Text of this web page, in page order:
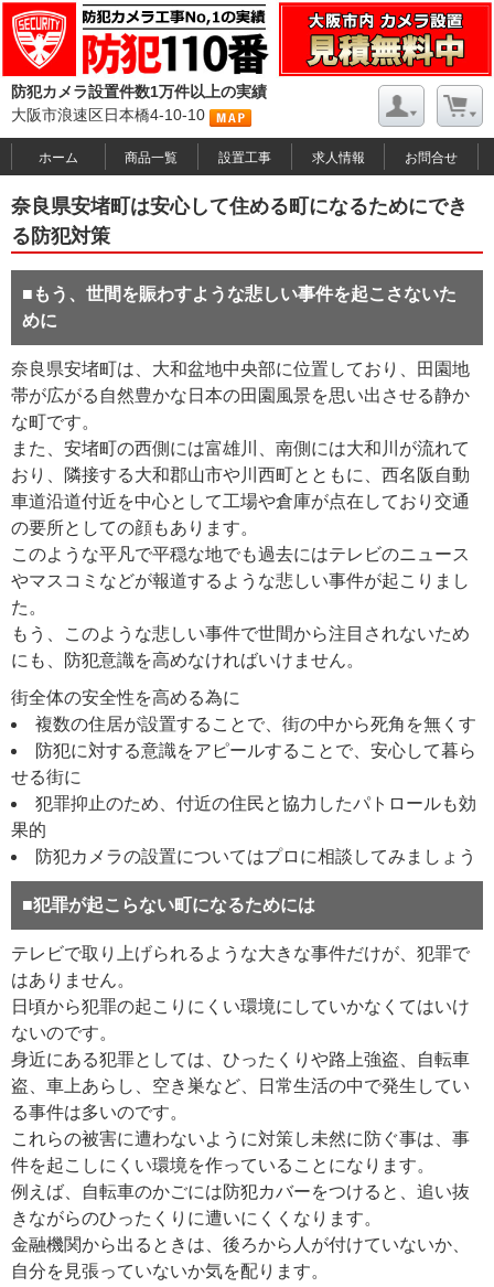
防犯カメラ設置件数1万件以上の実績
大阪市浪速区日本橋4-10-10
ホーム 商品一覧 設置工事 求人情報 お問合せ
奈良県安堵町は安心して住める町になるためにでき
る防犯対策
■もう、世間を賑わすような悲しい事件を起こさないた
めに
奈良県安堵町は、大和盆地中央部に位置しており、田園地
帯が広がる自然豊かな日本の田園風景を思い出させる静か
な町です。
また、安堵町の西側には富雄川、南側には大和川が流れて
おり、隣接する大和郡山市や川西町とともに、西名阪自動
車道沿道付近を中心として工場や倉庫が点在しており交通
の要所としての顔もあります。
このような平凡で平穏な地でも過去にはテレビのニュース
やマスコミなどが報道するような悲しい事件が起こりまし
た。
もう、このような悲しい事件で世間から注目されないため
にも、防犯意識を高めなければいけません。
街全体の安全性を高める為に
複数の住居が設置することで、街の中から死角を無くす
防犯に対する意識をアピールすることで、安心して暮ら
せる街に
犯罪抑止のため、付近の住民と協力したパトロールも効
果的
防犯カメラの設置についてはプロに相談してみましょう
■犯罪が起こらない町になるためには
テレビで取り上げられるような大きな事件だけが、犯罪で
はありません。
日頃から犯罪の起こりにくい環境にしていかなくてはいけ
ないのです。
身近にある犯罪としては、ひったくりや路上強盗、自転車
盗、車上あらし、空き巣など、日常生活の中で発生してい
る事件は多いのです。
これらの被害に遭わないように対策し未然に防ぐ事は、事
件を起こしにくい環境を作っていることになります。
例えば、自転車のかごには防犯カバーをつけると、追い抜
きながらのひったくりに遭いにくくなります。
金融機関から出るときは、後ろから人が付けていないか、
自分を見張っていないか気を配ります。